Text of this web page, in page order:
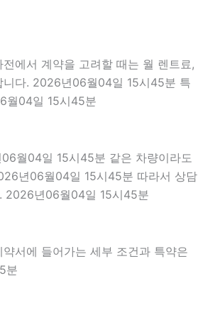
에서 계약을 고려할 때는 월 렌트료,
니다. 2026년06월04일 15시45분 특
월04일 15시45분
월04일 15시45분 같은 차량이라도
년06월04일 15시45분 따라서 상담
2026년06월04일 15시45분
서에 들어가는 세부 조건과 특약은
분